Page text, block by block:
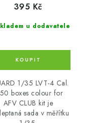
u dodavatele
395 Kč
1/35 LVT-4 Cal.
boxes colour for
AFV CLUB kit je
sada v měřítku